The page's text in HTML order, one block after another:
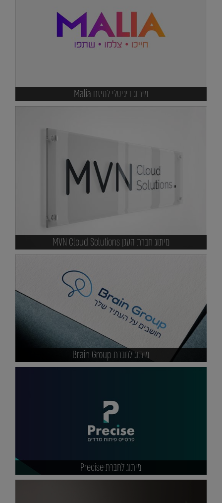
מיתוג דיגיטלי למיזם Malia
מיתוג חברת הענן MVN Cloud Solutions
מיתוג לחברת Brain Group
מיתוג לחברת Precise